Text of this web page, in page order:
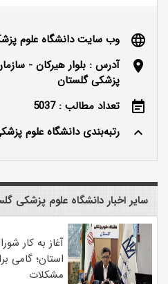
language
وب سایت دانشگاه علوم
location_on
آدرس : بلوار هیرکان -
پزشکی گلستان
event_note
تعداد مطالب : 5037
keyboard_arrow_up
رتبه‌بندی دانشگاه علوم
سایر اخبار دانشگاه علوم پزشکی
آغاز به کار
استان؛ گامی
مشکلات